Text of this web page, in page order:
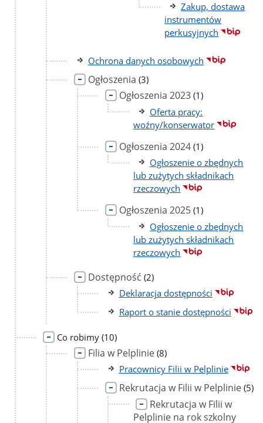
Zakup, dostawa
instrumentów
perkusyjnych
Ochrona danych osobowych
Ogłoszenia liczba
podstron
(3)
Ogłoszenia 2023 liczba
podstron
(1)
Oferta pracy:
woźny/konserwator
Ogłoszenia 2024 liczba
podstron
(1)
Ogłoszenie o zbędnych
lub zużytych składnikach
rzeczowych
Ogłoszenia 2025 liczba
podstron
(1)
Ogłoszenie o zbędnych
lub zużytych składnikach
rzeczowych
Dostępność liczba
podstron
(2)
Deklaracja dostępności
Raport o stanie dostępności
Co robimy liczba
podstron
(10)
Filia w Pelplinie liczba
podstron
(8)
Pracownicy Filii w Pelplinie
Rekrutacja w Filii w Pelplinie (5)
Rekrutacja w Filii w
Pelplinie na rok szkolny